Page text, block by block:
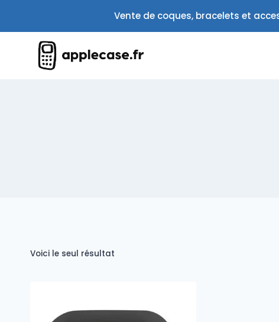
contenu
Vente de coques, bracelets et
Voici le seul résultat